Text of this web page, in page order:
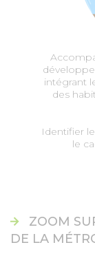
intégrant
des
Identifier
le
ZOOM
DE LA